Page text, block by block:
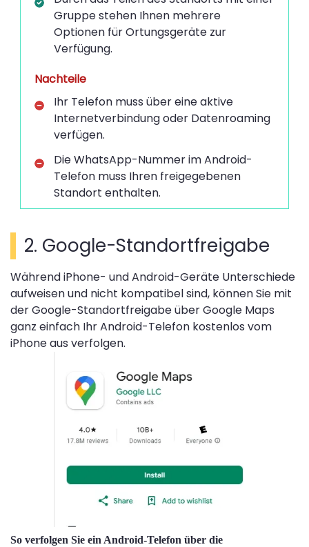
Gruppe stehen Ihnen mehrere
Optionen für Ortungsgeräte zur
Verfügung.
Nachteile
Ihr Telefon muss über eine aktive
Internetverbindung oder Datenroaming
verfügen.
Die WhatsApp-Nummer im Android-
Telefon muss Ihren freigegebenen
Standort enthalten.
2. Google-Standortfreigabe
Während iPhone- und Android-Geräte Unterschiede
aufweisen und nicht kompatibel sind, können Sie mit
der Google-Standortfreigabe über Google Maps
ganz einfach Ihr Android-Telefon kostenlos vom
iPhone aus verfolgen.
So verfolgen Sie ein Android-Telefon über die